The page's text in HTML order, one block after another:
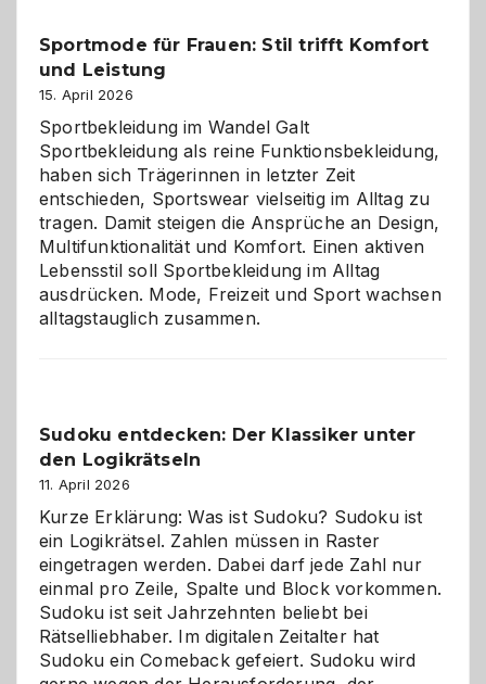
gegen
Chaos
Sportmode für Frauen: Stil trifft Komfort
und Leistung
15. April 2026
Sportbekleidung im Wandel Galt
Sportbekleidung als reine Funktionsbekleidung,
haben sich Trägerinnen in letzter Zeit
entschieden, Sportswear vielseitig im Alltag zu
tragen. Damit steigen die Ansprüche an Design,
Multifunktionalität und Komfort. Einen aktiven
Lebensstil soll Sportbekleidung im Alltag
ausdrücken. Mode, Freizeit und Sport wachsen
alltagstauglich zusammen.
Sudoku entdecken: Der Klassiker unter
den Logikrätseln
11. April 2026
Kurze Erklärung: Was ist Sudoku? Sudoku ist
ein Logikrätsel. Zahlen müssen in Raster
eingetragen werden. Dabei darf jede Zahl nur
einmal pro Zeile, Spalte und Block vorkommen.
Sudoku ist seit Jahrzehnten beliebt bei
Rätselliebhaber. Im digitalen Zeitalter hat
Sudoku ein Comeback gefeiert. Sudoku wird